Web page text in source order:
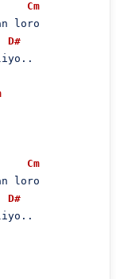
Cm
loro
D#
liyo..
Cm
loro
D#
liyo..